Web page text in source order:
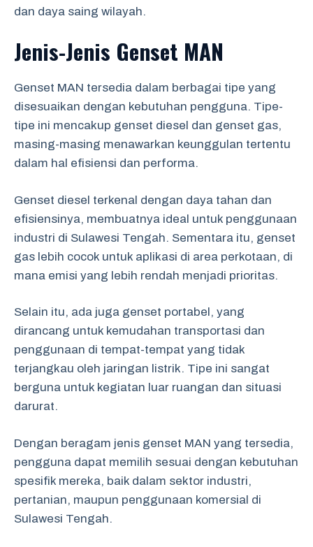
dan daya saing wilayah.
Jenis-Jenis Genset MAN
Genset MAN tersedia dalam berbagai tipe yang
disesuaikan dengan kebutuhan pengguna. Tipe-
tipe ini mencakup genset diesel dan genset gas,
masing-masing menawarkan keunggulan tertentu
dalam hal efisiensi dan performa.
Genset diesel terkenal dengan daya tahan dan
efisiensinya, membuatnya ideal untuk penggunaan
industri di Sulawesi Tengah. Sementara itu, genset
gas lebih cocok untuk aplikasi di area perkotaan, di
mana emisi yang lebih rendah menjadi prioritas.
Selain itu, ada juga genset portabel, yang
dirancang untuk kemudahan transportasi dan
penggunaan di tempat-tempat yang tidak
terjangkau oleh jaringan listrik. Tipe ini sangat
berguna untuk kegiatan luar ruangan dan situasi
darurat.
Dengan beragam jenis genset MAN yang tersedia,
pengguna dapat memilih sesuai dengan kebutuhan
spesifik mereka, baik dalam sektor industri,
pertanian, maupun penggunaan komersial di
Sulawesi Tengah.